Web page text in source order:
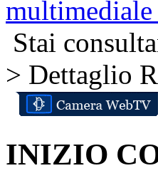
Stai
> Dettaglio
INIZIO